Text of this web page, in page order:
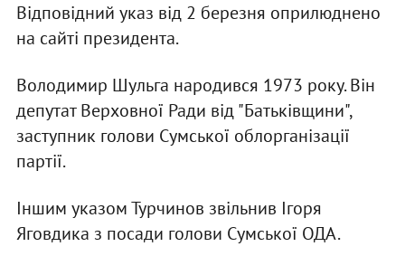
Відповідний указ від 2 березня оприлюднено
на сайті президента.
Володимир Шульга народився 1973 року. Він
депутат Верховної Ради від "Батьківщини",
заступник голови Сумської облорганізації
партії.
Іншим указом Турчинов звільнив Ігоря
Яговдика з посади голови Сумської ОДА.